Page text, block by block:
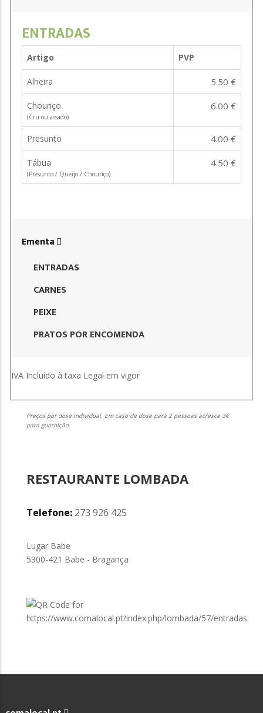
ENTRADAS
Artigo PVP
Alheira 5.50 €
Chouriço
(Cru ou assado)
6.00 €
Presunto 4.00 €
Tábua
(Presunto / Queijo / Chouriço)
4.50 €
Ementa
ENTRADAS
CARNES
PEIXE
PRATOS POR ENCOMENDA
IVA Incluído à taxa Legal em vigor
Preços por dose individual. Em caso de dose para 2 pessoas acresce 3€
para guarnição
RESTAURANTE LOMBADA
Telefone: 273 926 425
Lugar Babe
5300-421 Babe - Bragança